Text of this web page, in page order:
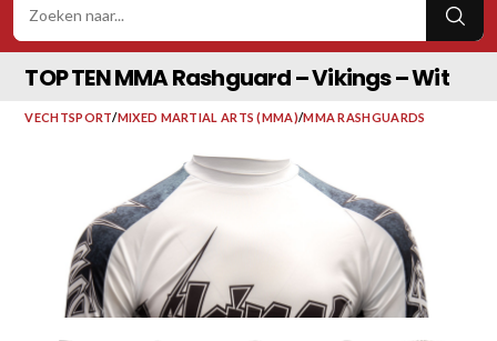
TOP TEN MMA Rashguard – Vikings – Wit
VECHTSPORT/MIXED MARTIAL ARTS (MMA)/MMA RASHGUARDS